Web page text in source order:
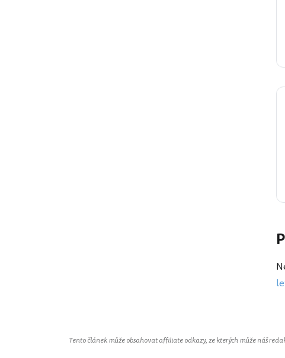
Tento článek může obsahovat affiliate odkazy, ze kterých může náš